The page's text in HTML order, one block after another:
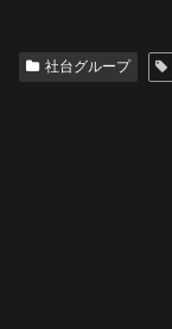
社台グループ